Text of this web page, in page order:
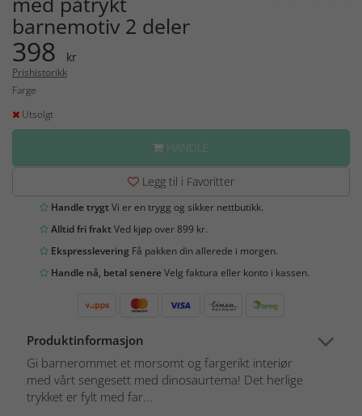
barnemotiv 2 deler
398 kr
Prishistorikk
Farge
Utsolgt
HANDLE
Legg til i Favoritter
Handle trygtVi er en trygg og sikker nettbutikk.
Alltid fri fraktVed kjøp over 899 kr.
Ekspresslevering Få pakken din allerede i morgen.
Handle nå, betal senereVelg faktura eller konto i kassen.
Produktinformasjon
Gi barnerommet et morsomt og fargerikt interiør
med vårt sengesett med dinosaurtema! Det herlige
trykket er fylt med far...